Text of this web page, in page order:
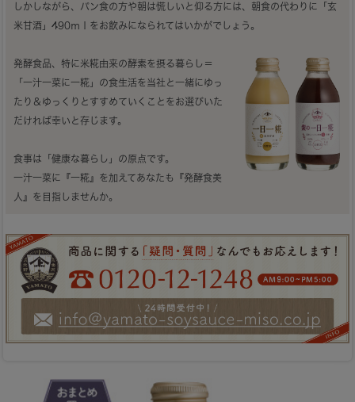
しかしながら、パン食の方や朝は慌しいと仰る方には、朝食の代わりに「玄
米甘酒」490ｍｌをお飲みになられてはいかがでしょう。
発酵食品、特に米糀由来の酵素を摂る暮らし＝
「一汁一菜に一糀」の食生活を当社と一緒にゆっ
たり＆ゆっくりとすすめていくことをお選びいた
だければ幸いと存じます。
食事は「健康な暮らし」の原点です。
一汁一菜に『一糀』を加えてあなたも『発酵食美
人』を目指しませんか。